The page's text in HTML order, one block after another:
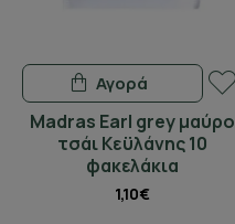
Madras Earl grey μαύρο
τσάι Κεϋλάνης 10
φακελάκια
1,10€
Αγορά